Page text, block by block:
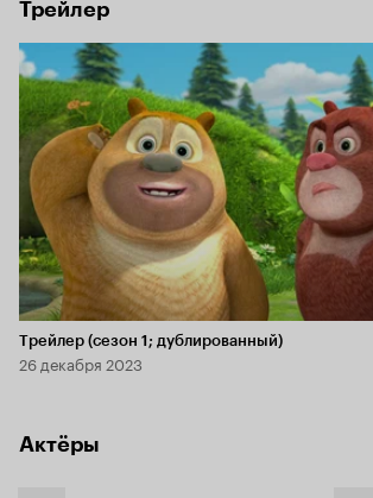
Трейлер
Длительность 1 мин
Трейлер (сезон 1; дублированный)
26 декабря 2023
Актёры